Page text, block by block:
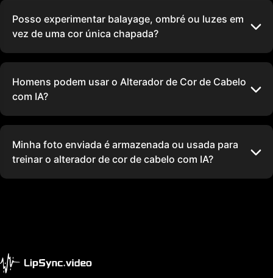
Posso experimentar balayage, ombré ou luzes em
vez de uma cor única chapada?
Homens podem usar o Alterador de Cor de Cabelo
com IA?
Minha foto enviada é armazenada ou usada para
treinar o alterador de cor de cabelo com IA?